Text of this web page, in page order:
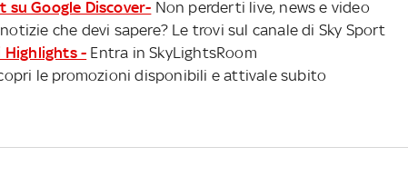
su Google Discover- Non perderti live, news e video
che devi sapere? Le trovi sul canale di Sky Sport
- Entra in SkyLightsRoom
le promozioni disponibili e attivale subito